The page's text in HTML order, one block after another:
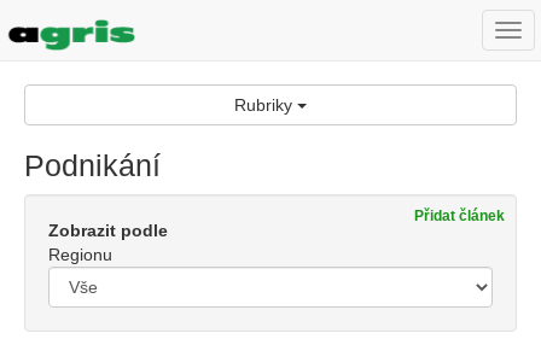
Rubriky
Podnikání
Přidat článek
Zobrazit podle
Regionu